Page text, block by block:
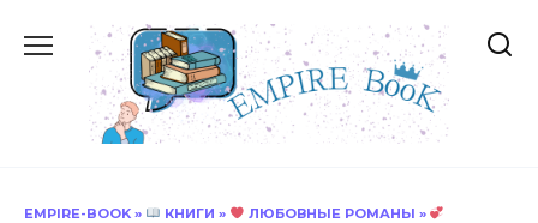
содержанию
EMPIRE-BOOK » КНИГИ » ЛЮБОВНЫЕ РОМАНЫ »